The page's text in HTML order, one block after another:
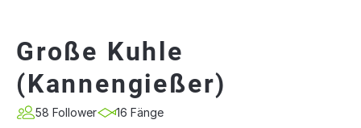
Große Kuhle
(Kannengießer)
58 Follower 16 Fänge